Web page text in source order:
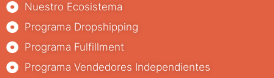
Nuestro Ecosistema
Programa Dropshipping
Programa Fulfillment
Programa Vendedores Independientes